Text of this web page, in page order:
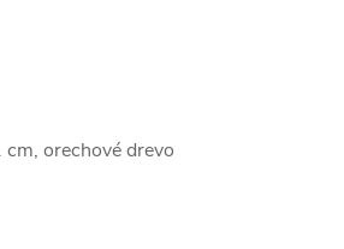
orechové drevo